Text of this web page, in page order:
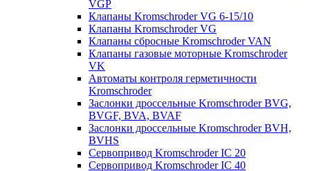
VGP
Клапаны Kromschroder VG 6-15/10
Клапаны Kromschroder VG
Клапаны сбросные Kromschroder VAN
Клапаны газовые моторные Kromschroder
VK
Автоматы контроля герметичности
Kromschroder
Заслонки дроссельные Kromschroder BVG,
BVGF, BVA, BVAF
Заслонки дроссельные Kromschroder BVH,
BVHS
Сервопривод Kromschroder IC 20
Сервопривод Kromschroder IC 40